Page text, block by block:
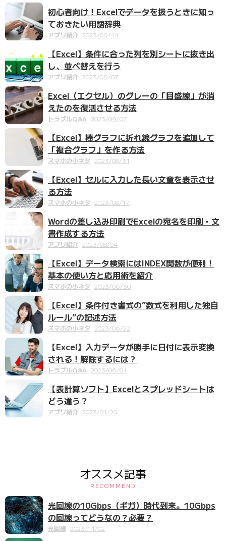
初心者向け！Excelでデータを扱うときに知っ
ておきたい用語辞典
アプリ紹介 2023/09/14
【Excel】条件に合った列を別シートに抜き出
し、並べ替えを行う
アプリ紹介 2023/09/07
Excel（エクセル）のグレーの「目盛線」が消
えたのを復活させる方法
トラブルQ&A 2023/09/07
【Excel】棒グラフに折れ線グラフを追加して
「複合グラフ」を作る方法
スマホの小ネタ 2023/08/31
【Excel】セルに入力した長い文章を表示させ
る方法
スマホの小ネタ 2023/08/17
Wordの差し込み印刷でExcelの宛名を印刷・文
書作成する方法
アプリ紹介 2023/08/04
【Excel】データ検索にはINDEX関数が便利！
基本の使い方と応用術を紹介
スマホの小ネタ 2023/06/30
【Excel】条件付き書式の”数式を利用した独自
ルール”の記述方法
スマホの小ネタ 2023/06/22
【Excel】入力データが勝手に日付に表示変換
される！解除するには？
トラブルQ&A 2023/06/01
【表計算ソフト】Excelとスプレッドシートは
どう違う？
アプリ紹介 2023/01/20
オススメ記事
RECOMMEND
光回線の10Gbps（ギガ）時代到来。10Gbps
の回線ってどうなの？必要？
光回線 2023/11/02